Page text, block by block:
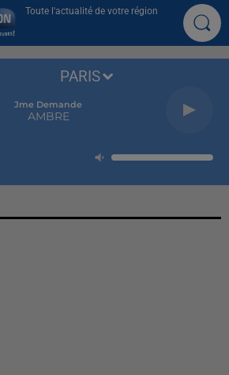
Toute l'actualité de votre région
Jme Demande
AMBRE
PARIS